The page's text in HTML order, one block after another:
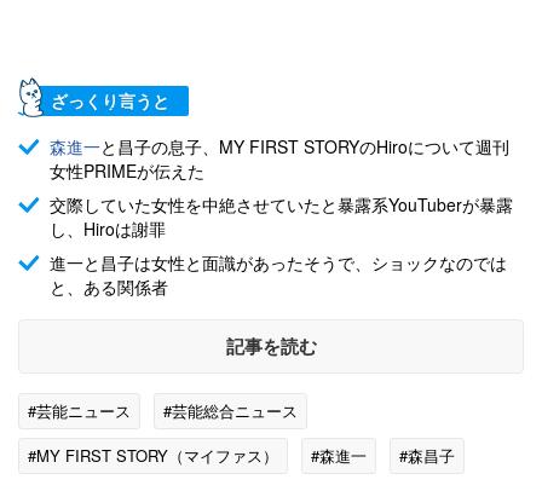
ざっくり言うと
森進一と昌子の息子、MY FIRST STORYのHiroについて週刊
女性PRIMEが伝えた
交際していた女性を中絶させていたと暴露系YouTuberが暴露
し、Hiroは謝罪
進一と昌子は女性と面識があったそうで、ショックなのでは
と、ある関係者
記事を読む
#芸能ニュース
#芸能総合ニュース
#MY FIRST STORY（マイファス）
#森進一
#森昌子